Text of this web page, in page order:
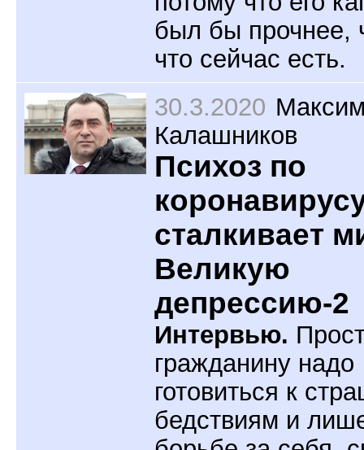
был бы прочнее,
что сейчас есть.
30.3.2020
Калашников
Психоз по
сталкивает
Великую
депрессию-2
Интервью.
гражданину надо
готовиться к
бедствиям и